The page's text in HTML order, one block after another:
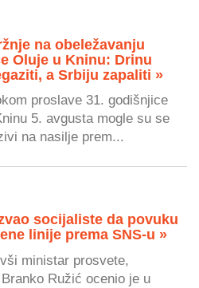
na obeležavanju
Oluje u Kninu: Drinu
a Srbiju zapaliti »
proslave 31. godišnjice
5. avgusta mogle su se
na nasilje prem...
socijaliste da povuku
linije prema SNS-u »
ministar prosvete,
Ružić ocenio je u